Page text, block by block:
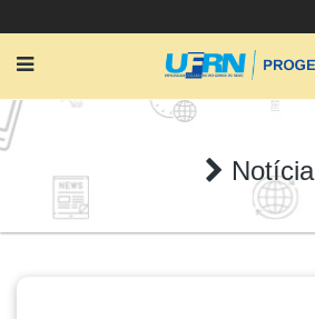
Notícia